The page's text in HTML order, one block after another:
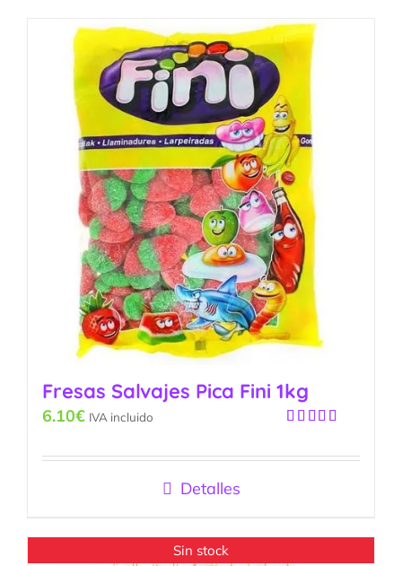
Fresas Salvajes Pica Fini 1kg
con5.00de
6.10€ IVA incluido
Detalles
Sin stock